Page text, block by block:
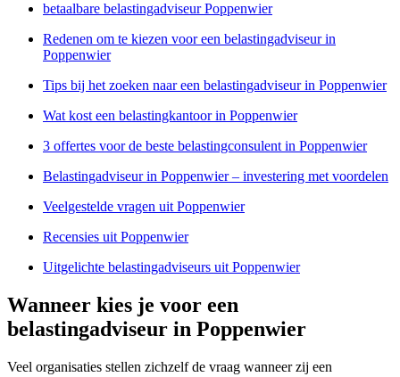
betaalbare belastingadviseur Poppenwier
Redenen om te kiezen voor een belastingadviseur in
Poppenwier
Tips bij het zoeken naar een belastingadviseur in Poppenwier
Wat kost een belastingkantoor in Poppenwier
3 offertes voor de beste belastingconsulent in Poppenwier
Belastingadviseur in Poppenwier – investering met voordelen
Veelgestelde vragen uit Poppenwier
Recensies uit Poppenwier
Uitgelichte belastingadviseurs uit Poppenwier
Wanneer kies je voor een
belastingadviseur in Poppenwier
Veel organisaties stellen zichzelf de vraag wanneer zij een